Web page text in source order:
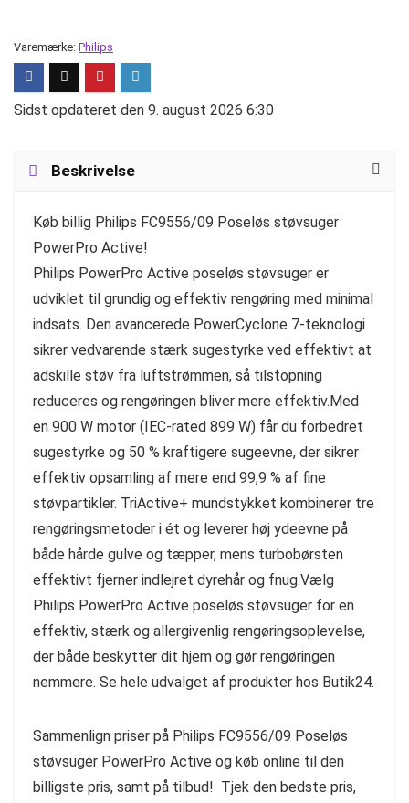
Varemærke: Philips
Sidst opdateret den 9. august 2026 6:30
Beskrivelse
Køb billig Philips FC9556/09 Poseløs støvsuger
PowerPro Active!
Philips PowerPro Active poseløs støvsuger er
udviklet til grundig og effektiv rengøring med minimal
indsats. Den avancerede PowerCyclone 7-teknologi
sikrer vedvarende stærk sugestyrke ved effektivt at
adskille støv fra luftstrømmen, så tilstopning
reduceres og rengøringen bliver mere effektiv.Med
en 900 W motor (IEC-rated 899 W) får du forbedret
sugestyrke og 50 % kraftigere sugeevne, der sikrer
effektiv opsamling af mere end 99,9 % af fine
støvpartikler. TriActive+ mundstykket kombinerer tre
rengøringsmetoder i ét og leverer høj ydeevne på
både hårde gulve og tæpper, mens turbobørsten
effektivt fjerner indlejret dyrehår og fnug.Vælg
Philips PowerPro Active poseløs støvsuger for en
effektiv, stærk og allergivenlig rengøringsoplevelse,
der både beskytter dit hjem og gør rengøringen
nemmere. Se hele udvalget af produkter hos Butik24.
Sammenlign priser på Philips FC9556/09 Poseløs
støvsuger PowerPro Active og køb online til den
billigste pris, samt på tilbud! Tjek den bedste pris,